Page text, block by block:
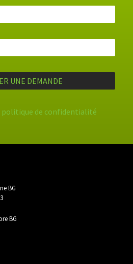
politique de confidentialité
BG
BG